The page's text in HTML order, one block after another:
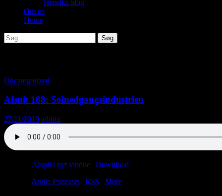
Henriks blog
Om os
Home
Søg
efter:
Uncategorized
Afsnit 188: Solnedgangsindustrien
27/11/2019 admin
Afspil i nyt vindue Download
Apple Podcasts RSS
More